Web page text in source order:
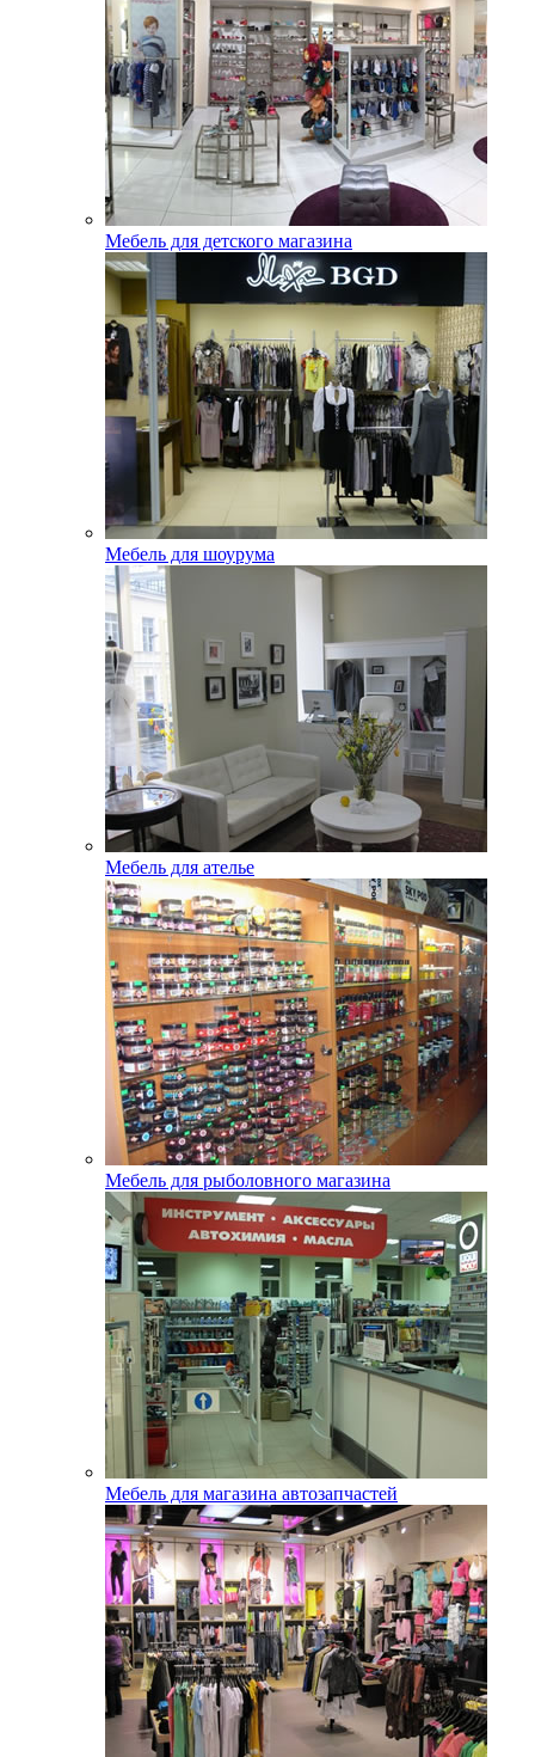
Мебель для детского магазина
Мебель для шоурума
Мебель для ателье
Мебель для рыболовного магазина
Мебель для магазина автозапчастей